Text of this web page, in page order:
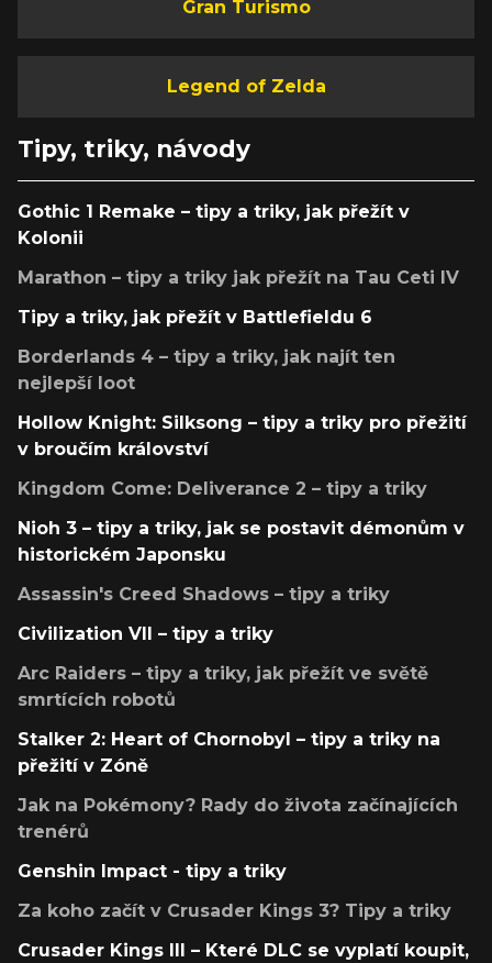
Gran Turismo
Legend of Zelda
Tipy, triky, návody
Gothic 1 Remake – tipy a triky, jak přežít v
Kolonii
Marathon – tipy a triky jak přežít na Tau Ceti IV
Tipy a triky, jak přežít v Battlefieldu 6
Borderlands 4 – tipy a triky, jak najít ten
nejlepší loot
Hollow Knight: Silksong – tipy a triky pro přežití
v broučím království
Kingdom Come: Deliverance 2 – tipy a triky
Nioh 3 – tipy a triky, jak se postavit démonům v
historickém Japonsku
Assassin's Creed Shadows – tipy a triky
Civilization VII – tipy a triky
Arc Raiders – tipy a triky, jak přežít ve světě
smrtících robotů
Stalker 2: Heart of Chornobyl – tipy a triky na
přežití v Zóně
Jak na Pokémony? Rady do života začínajících
trenérů
Genshin Impact - tipy a triky
Za koho začít v Crusader Kings 3? Tipy a triky
Crusader Kings III – Které DLC se vyplatí koupit,